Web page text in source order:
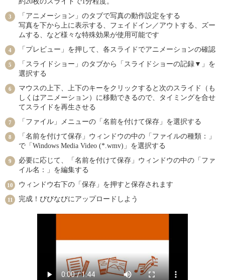
「アニメーション」のタブで写真の動作設定をする
写真を下から上に表示する、フェイドイン／アウトする、ズー
ムする、など様々な特殊効果が使用可能です
「プレビュー」を押して、各スライドでアニメーションの確認
「スライドショー」のタブから「スライドショーの記録▼」を
選択する
マウスの上下、上下のキーをクリックすると次のスライド（も
しくはアニメーション）に移動できるので、タイミングを合せ
てスライドを再生させる
「ファイル」メニューの「名前を付けて保存」を選択する
「名前を付けて保存」ウィンドウの中の「ファイルの種類：」
で「Windows Media Video (*.wmv)」を選択する
必要に応じて、「名前を付けて保存」ウィンドウの中の「ファ
イル名：」を編集する
ウィンドウ右下の「保存」を押すと保存されます
完成！びびなびにアップロードしよう